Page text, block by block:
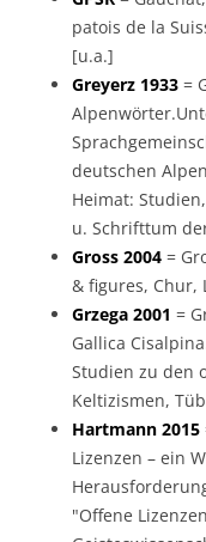
patois de la
[u.a.]
Greyerz 1933 =
deutschen
Heimat:
u. Schrifttum
Gross 2004 =
& figures, Chur,
Grzega 2001 =
Gallica
Studien zu den
Keltizismen,
Hartmann 2015
Lizenzen – ein
"Offene